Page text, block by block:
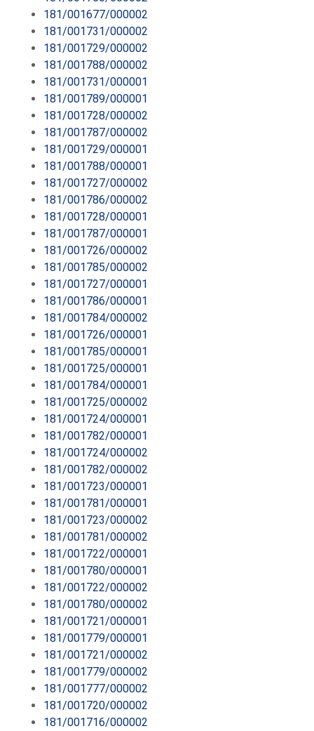
181/001677/000002
181/001731/000002
181/001729/000002
181/001788/000002
181/001731/000001
181/001789/000001
181/001728/000002
181/001787/000002
181/001729/000001
181/001788/000001
181/001727/000002
181/001786/000002
181/001728/000001
181/001787/000001
181/001726/000002
181/001785/000002
181/001727/000001
181/001786/000001
181/001784/000002
181/001726/000001
181/001785/000001
181/001725/000001
181/001784/000001
181/001725/000002
181/001724/000001
181/001782/000001
181/001724/000002
181/001782/000002
181/001723/000001
181/001781/000001
181/001723/000002
181/001781/000002
181/001722/000001
181/001780/000001
181/001722/000002
181/001780/000002
181/001721/000001
181/001779/000001
181/001721/000002
181/001779/000002
181/001777/000002
181/001720/000002
181/001716/000002